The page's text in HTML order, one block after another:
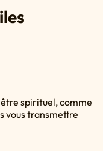
être spirituel, comme
vous transmettre